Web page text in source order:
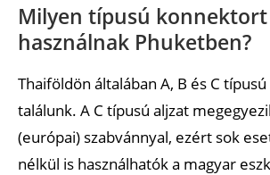
Milyen típusú konnektort
használnak Phuketben?
Thaiföldön általában A, B és C
találunk. A C típusú aljzat
(európai) szabvánnyal, ezért sok
nélkül is használhatók a magyar